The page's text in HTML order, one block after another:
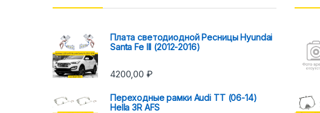
Плата светодиодной Ресницы Hyundai
Santa Fe III (2012-2016)
4200,00 ₽
Переходные рамки Audi TT (06-14)
Hella 3R AFS